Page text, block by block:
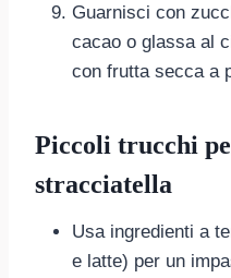
Guarnisci con
cacao o glassa al
con frutta secca a
Piccoli trucchi
stracciatella
Usa ingredienti a
e latte) per un